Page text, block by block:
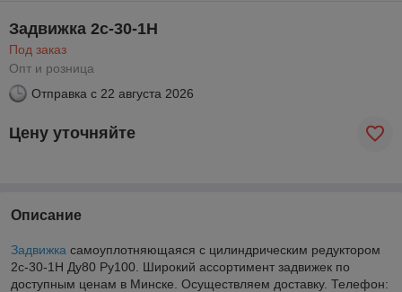
Задвижка 2с-30-1Н
Под заказ
Опт и розница
Отправка с 22 августа 2026
Цену уточняйте
Описание
Задвижка самоуплотняющаяся с цилиндрическим редуктором
2с-30-1Н Ду80 Ру100. Широкий ассортимент задвижек по
доступным ценам в Минске. Осуществляем доставку. Телефон: